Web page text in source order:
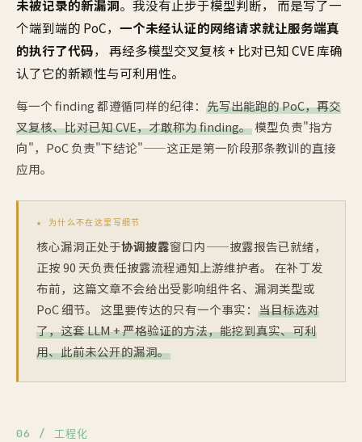
未被记录的新漏洞。我没有止步于模型判断， 而是写了一
个端到端的 PoC， 一个未经认证的网络请求就让服务端真
的执行了代码， 再经多模型交叉复核 + 比对已知 CVE 库确
认了它的新颖性与可利用性。
每一个 finding 都遵循同样的纪律： 先写出能跑的 PoC，再交
叉复核、比对已知 CVE，才敢称为 finding。 模型负责"指方
向"，PoC 负责"下结论"——这正是第一阶段那条教训的直接
应用。
★ 为什么不在这里写细节
核心漏洞正处于协调披露窗口内——披露报告已就绪，
正按 90 天负责任披露流程通知上游维护者。 在补丁发
布前，这篇文章不会给出受影响组件名、漏洞类型或
PoC 细节。 这里要传达的只有一个事实： 当目标选对
了，这套 LLM + 严格验证的方法，能挖到真实、可利
用、此前未公开的漏洞。
06 / 工程化